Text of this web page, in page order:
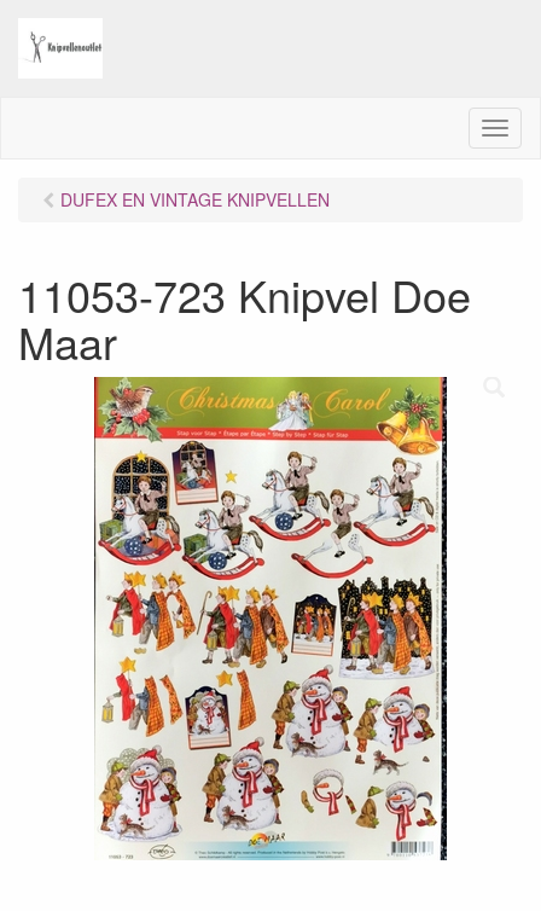
M
e
DUFEX EN VINTAGE KNIPVELLEN
11053-723 Knipvel Doe
Maar